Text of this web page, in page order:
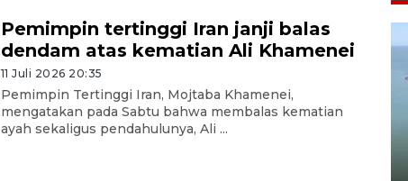
Pemimpin tertinggi Iran janji balas
dendam atas kematian Ali Khamenei
11 Juli 2026 20:35
Pemimpin Tertinggi Iran, Mojtaba Khamenei,
mengatakan pada Sabtu bahwa membalas kematian
ayah sekaligus pendahulunya, Ali ...